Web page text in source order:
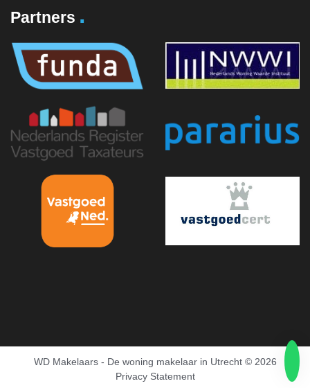
Partners .
WD Makelaars - De woning makelaar in Utrecht© 2026
Privacy Statement